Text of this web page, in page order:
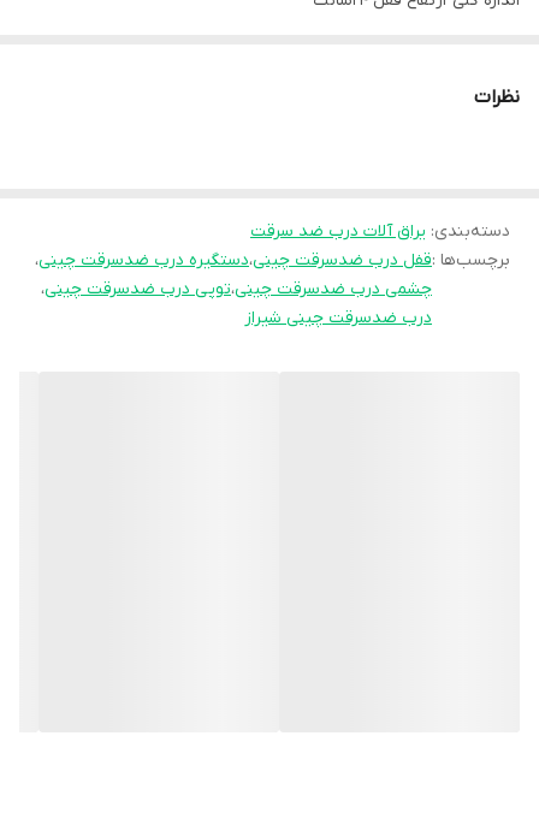
عرض ۳سانت
نظرات
دسته‌بندی: یراق آلات درب ضد سرقت
برچسب‌ها :قفل درب ضدسرقت چینی،دستگیره درب ضدسرقت چینی،
چشمی درب ضدسرقت چینی،توپی درب ضدسرقت چینی،
درب ضدسرقت چینی شیراز